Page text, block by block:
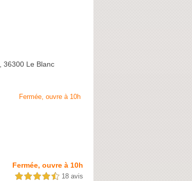
36300 Le Blanc
Fermée, ouvre à 10h
Fermée, ouvre à 10h
4,5 étoiles sur 5 18 avis